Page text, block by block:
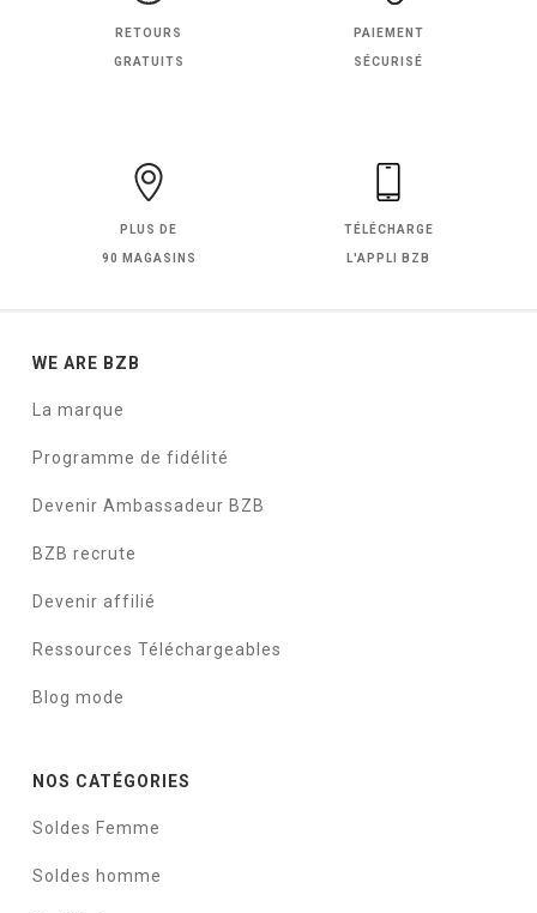
RETOURS
GRATUITS
PAIEMENT
SÉCURISÉ
PLUS DE
90 MAGASINS
TÉLÉCHARGE
L'APPLI BZB
WE ARE BZB
La marque
Programme de fidélité
Devenir Ambassadeur BZB
BZB recrute
Devenir affilié
Ressources Téléchargeables
Blog mode
NOS CATÉGORIES
Soldes Femme
Soldes homme